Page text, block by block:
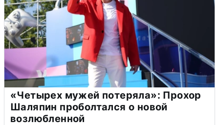
«Четырех мужей потеряла»: Прохор
Шаляпин проболтался о новой
возлюбленной